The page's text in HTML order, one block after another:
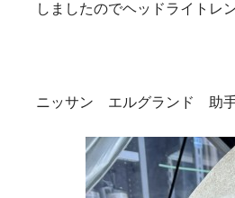
しましたのでヘッドライトレ
ニッサン エルグランド 助